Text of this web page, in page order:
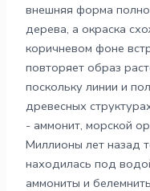
внешняя форма
дерева, а окраска
коричневом фоне
повторяет образ
поскольку линии и
древесных
- аммонит, морской
Миллионы лет назад
находилась под
аммониты и